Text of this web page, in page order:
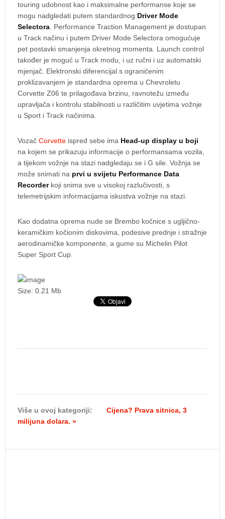
touring udobnost kao i maksimalne performanse koje se
mogu nadgledati putem standardnog Driver Mode
Selectora . Performance Traction Management je dostupan
u Track načinu i putem Driver Mode Selectora omogućuje
pet postavki smanjenja okretnog momenta. Launch control
također je moguć u Track modu, i uz ručni i uz automatski
mjenjač. Elektronski diferencijal s ograničenim
proklizavanjem je standardna oprema u Chevroletu
Corvette Z06 te prilagođava brzinu, ravnotežu između
upravljača i kontrolu stabilnosti u različitim uvjetima vožnje
u Sport i Track načinima.
Vozač Corvette ispred sebe ima Head-up display u boji
na kojem se prikazuju informacije o performansama vozila,
a tijekom vožnje na stazi nadgledaju se i G sile. Vožnja se
može snimati na prvi u svijetu Performance Data
Recorderkoji snima sve u visokoj razlučivosti, s
telemetrijskim informacijama iskustva vožnje na stazi.
Kao dodatna oprema nude se Brembo kočnice s ugljično-
keramičkim kočionim diskovima, podesive prednje i stražnje
aerodinamičke komponente, a gume su Michelin Pilot
Super Sport Cup.
Size: 0.21 Mb
Više u ovoj kategoriji:
Cijena? Prava sitnica, 3
milijuna dolara. »